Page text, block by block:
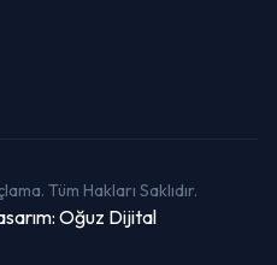
Tüm Hakları Saklıdır.
Oğuz Dijital